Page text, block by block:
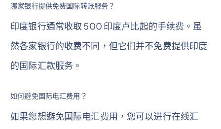
哪家银行提供免费国际转账服务？
印度银行通常收取 500 印度卢比起的手续费。虽
然各家银行的收费不同，但它们并不免费提供印度
的国际汇款服务。
如何避免国际电汇费用？
如果您想避免国际电汇费用，您可以进行在线汇